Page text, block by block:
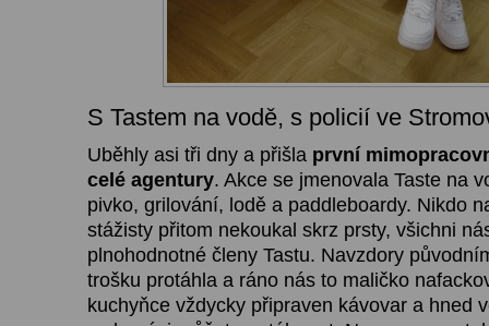
S Tastem na vodě, s policií ve
Uběhly asi tři dny a přišla první
celé agentury. Akce se jmenovala Taste na
pivko, grilování, lodě a paddleboardy. Nikdo
stážisty přitom nekoukal skrz prsty, všichni
plnohodnotné členy Tastu. Navzdory
trošku protáhla a ráno nás to maličko
kuchyňce vždycky připraven kávovar a hned